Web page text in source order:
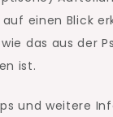
einen Blick
das aus der
ist.
und weitere